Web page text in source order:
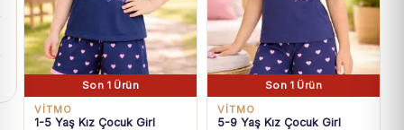
Son 1 Ürün
VİTMO
1-5 Yaş Kız Çocuk Girl
Son 1 Ürün
VİTMO
5-9 Yaş Kız Çocuk Girl